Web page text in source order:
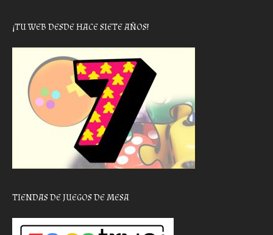
¡TU WEB DESDE HACE SIETE AÑOS!
TIENDAS DE JUEGOS DE MESA